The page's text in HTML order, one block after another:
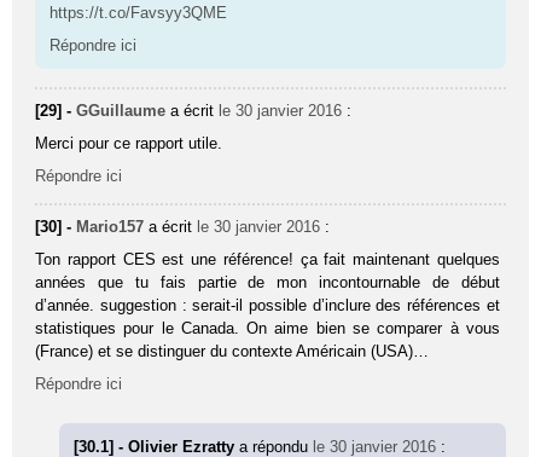
https://t.co/Favsyy3QME
Répondre ici
[29] -GGuillaume a écrit le 30 janvier 2016 :
Merci pour ce rapport utile.
Répondre ici
[30] - Mario157 a écrit le 30 janvier 2016 :
Ton rapport CES est une référence! ça fait maintenant quelques
années que tu fais partie de mon incontournable de début
d’année. suggestion : serait-il possible d’inclure des références et
statistiques pour le Canada. On aime bien se comparer à vous
(France) et se distinguer du contexte Américain (USA)…
Répondre ici
[30.1] - Olivier Ezrattya répondu le 30 janvier 2016 :